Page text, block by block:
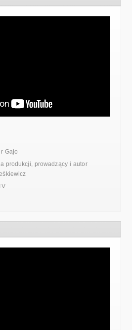
Gajo
produkcji, prowadzący i autor